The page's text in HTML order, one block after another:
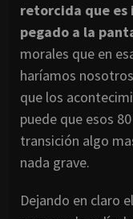
retorcida que es
pegado a la
morales que en
haríamos
que los
puede que esos
transición algo
nada grave.
Dejando en claro